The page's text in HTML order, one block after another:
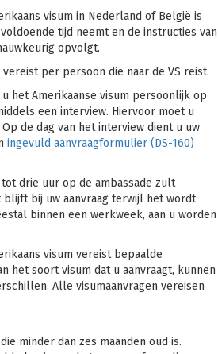
visum in Nederland of België is
tijd neemt en de instructies van
opvolgt.
per persoon die naar de VS reist.
het Amerikaanse visum persoonlijk op
een interview. Hiervoor moet u
de dag van het interview dient u uw
ingevuld aanvraagformulier (DS-160)
drie uur op de ambassade zult
bij uw aanvraag terwijl het wordt
binnen een werkweek, aan u worden
visum vereist bepaalde
het soort visum dat u aanvraagt, kunnen
Alle visumaanvragen vereisen
minder dan zes maanden oud is.